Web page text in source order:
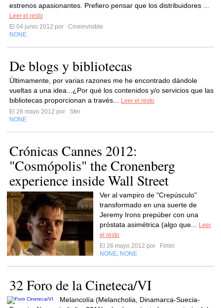
estrenos apasionantes. Prefiero pensar que los distribuidores ...
Leer el resto
El 04 junio 2012 por
Cineinvisible
NONE
De blogs y bibliotecas
Últimamente, por varias razones me he encontrado dándole
vueltas a una idea...¿Por qué los contenidos y/o servicios que las
bibliotecas proporcionan a través...
Leer el resto
El 28 mayo 2012 por
Sfer
NONE
Crónicas Cannes 2012:
"Cosmópolis" the Cronenberg
experience inside Wall Street
Ver al vampiro de "Crepúsculo"
transformado en una suerte de
Jeremy Irons prepúber con una
próstata asimétrica (algo que...
Leer
el resto
El 26 mayo 2012 por
Fimin
NONE NONE
32 Foro de la Cineteca/VI
Melancolía (Melancholia, Dinamarca-Suecia-